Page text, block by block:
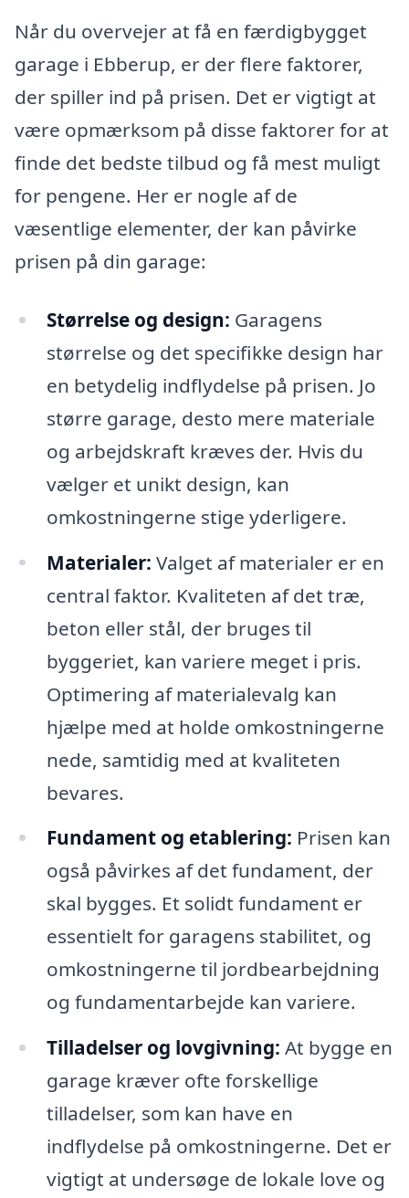
Når du overvejer at få en færdigbygget
garage i Ebberup, er der flere faktorer,
der spiller ind på prisen. Det er vigtigt at
være opmærksom på disse faktorer for at
finde det bedste tilbud og få mest muligt
for pengene. Her er nogle af de
væsentlige elementer, der kan påvirke
prisen på din garage:
Størrelse og design: Garagens
størrelse og det specifikke design har
en betydelig indflydelse på prisen. Jo
større garage, desto mere materiale
og arbejdskraft kræves der. Hvis du
vælger et unikt design, kan
omkostningerne stige yderligere.
Materialer: Valget af materialer er en
central faktor. Kvaliteten af det træ,
beton eller stål, der bruges til
byggeriet, kan variere meget i pris.
Optimering af materialevalg kan
hjælpe med at holde omkostningerne
nede, samtidig med at kvaliteten
bevares.
Fundament og etablering: Prisen kan
også påvirkes af det fundament, der
skal bygges. Et solidt fundament er
essentielt for garagens stabilitet, og
omkostningerne til jordbearbejdning
og fundamentarbejde kan variere.
Tilladelser og lovgivning: At bygge en
garage kræver ofte forskellige
tilladelser, som kan have en
indflydelse på omkostningerne. Det er
vigtigt at undersøge de lokale love og